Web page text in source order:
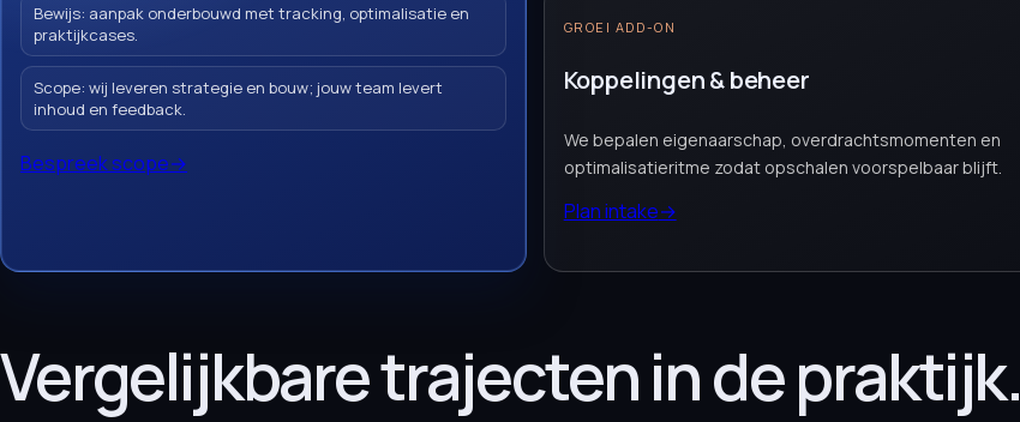
Bewijs: aanpak onderbouwd met tracking, optimalisatie en
praktijkcases.
Scope: wij leveren strategie en bouw; jouw team levert
inhoud en feedback.
Bespreek scope→
GROEI ADD-ON
Koppelingen & beheer
We bepalen eigenaarschap, overdrachtsmomenten en
optimalisatieritme zodat opschalen voorspelbaar blijft.
Plan intake→
Vergelijkbare trajecten in de praktijk.